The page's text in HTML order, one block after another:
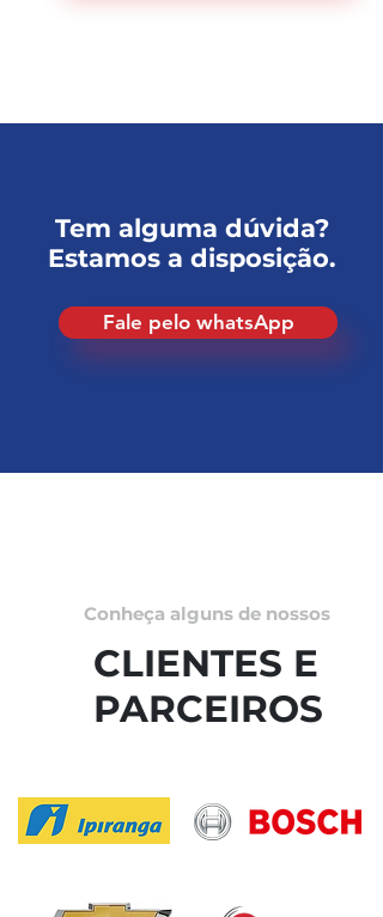
Tem alguma dúvida?
Estamos a disposição.
Fale pelo whatsApp
Conheça alguns de nossos
CLIENTES E
PARCEIROS